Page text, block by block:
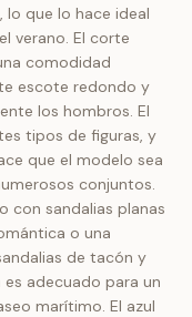
que lo hace ideal
verano. El corte
comodidad
escote redondo y
los hombros. El
tipos de figuras, y
que el modelo sea
conjuntos.
con sandalias planas
o una
de tacón y
adecuado para un
marítimo. El azul